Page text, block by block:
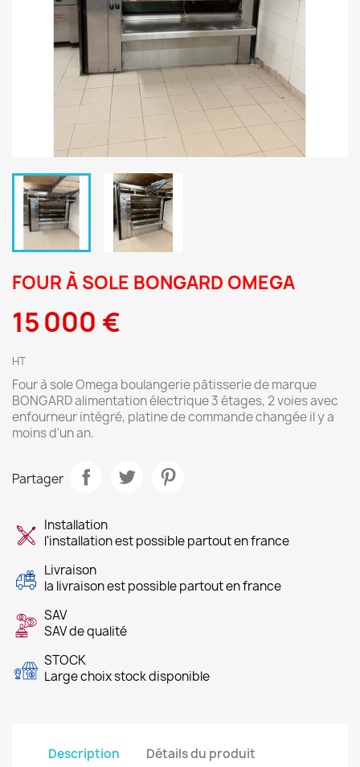
FOUR À SOLE BONGARD OMEGA
15 000 €
HT
Four à sole Omega boulangerie pâtisserie de marque
BONGARD alimentation électrique 3 étages, 2 voies avec
enfourneur intégré, platine de commande changée il y a
moins d'un an.
Partager
Installation
l'installation est possible partout en france
Livraison
la livraison est possible partout en france
SAV
SAV de qualité
STOCK
Large choix stock disponible
Description
Détails du produit